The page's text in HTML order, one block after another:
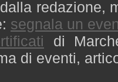
redazione,
segnala un
di
di eventi,